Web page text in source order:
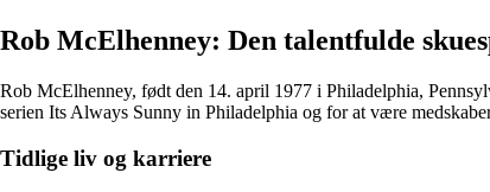
Rob McElhenney: Den talentfulde
Rob McElhenney, født den 14. april 1977 i Philadelphia,
serien Its Always Sunny in Philadelphia og for at være
Tidlige liv og karriere